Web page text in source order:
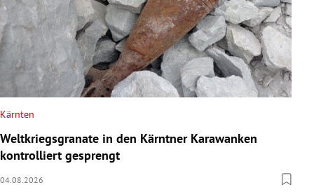
Kärnten
Weltkriegsgranate in den Kärntner Karawanken
kontrolliert gesprengt
04.08.2026